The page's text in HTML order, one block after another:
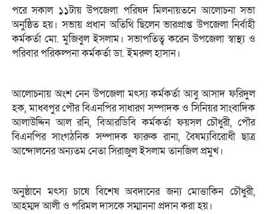
পরে সকাল ১১টায় উপজেলা পরিষদ মিলনায়তনে আলোচনা সভা
অনুষ্ঠিত হয়। সভায় প্রধান অতিথি ছিলেন ভারপ্রাপ্ত উপজেলা নির্বাহী
কর্মকর্তা মো. মুজিবুল ইসলাম। সভাপতিত্ব করেন উপজেলা স্বাস্থ্য ও
পরিবার পরিকল্পনা কর্মকর্তা ডা. ইমরুল হাসান।
আলোচনায় অংশ নেন উপজেলা মৎস্য কর্মকর্তা আবু আসাদ ফরিদুল
হক, মাধবপুর পৌর বিএনপির সাধারণ সম্পাদক ও সিনিয়র সাংবাদিক
আলাউদ্দিন আল রনি, বিআরডিবি কর্মকর্তা ফয়সল চৌধুরী, পৌর
বিএনপির সাংগঠনিক সম্পাদক ফারুক রানা, বৈষম্যবিরোধী ছাত্র
আন্দোলনের অন্যতম নেতা সিরাজুল ইসলাম তানজিল প্রমুখ।
অনুষ্ঠানে মৎস্য চাষে বিশেষ অবদানের জন্য মোত্তাকিন চৌধুরী,
আহম্মদ আলী ও পরিমল দাসকে সম্মাননা প্রদান করা হয়।